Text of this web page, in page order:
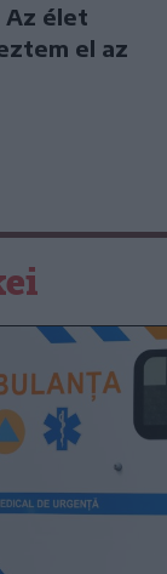
Az élet
el az